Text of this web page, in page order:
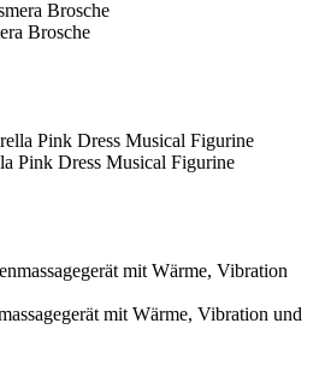
Brosche
Pink Dress Musical Figurine
mit Wärme, Vibration und